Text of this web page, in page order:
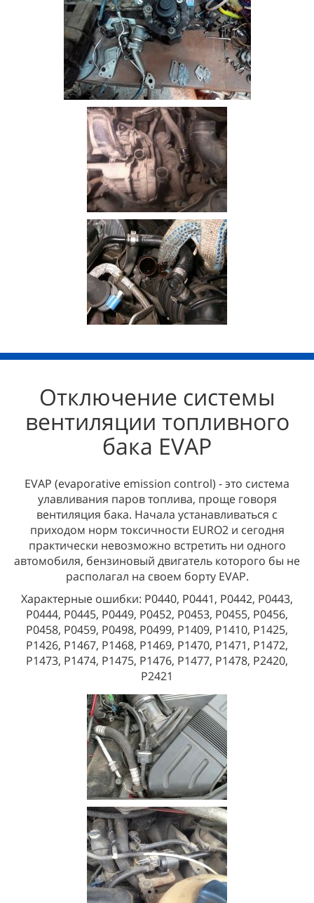
Отключение системы
вентиляции топливного
бака EVAP
EVAP (evaporative emission control) - это система
улавливания паров топлива, проще говоря
вентиляция бака. Начала устанавливаться с
приходом норм токсичности EURO2 и сегодня
практически невозможно встретить ни одного
автомобиля, бензиновый двигатель которого бы не
располагал на своем борту EVAP.
Характерные ошибки: P0440, P0441, P0442, P0443,
P0444, P0445, P0449, P0452, P0453, P0455, P0456,
P0458, P0459, P0498, P0499, P1409, P1410, P1425,
P1426, P1467, P1468, P1469, P1470, P1471, P1472,
P1473, P1474, P1475, P1476, P1477, P1478, P2420,
P2421